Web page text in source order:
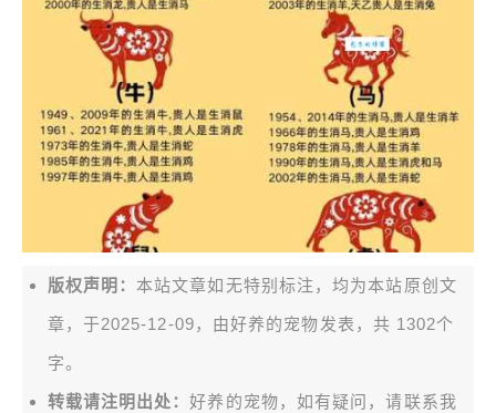
版权声明： 本站文章如无特别标注，均为本站原创文
章，于2025-12-09，由好养的宠物发表，共 1302个
字。
转载请注明出处：好养的宠物，如有疑问，请联系我